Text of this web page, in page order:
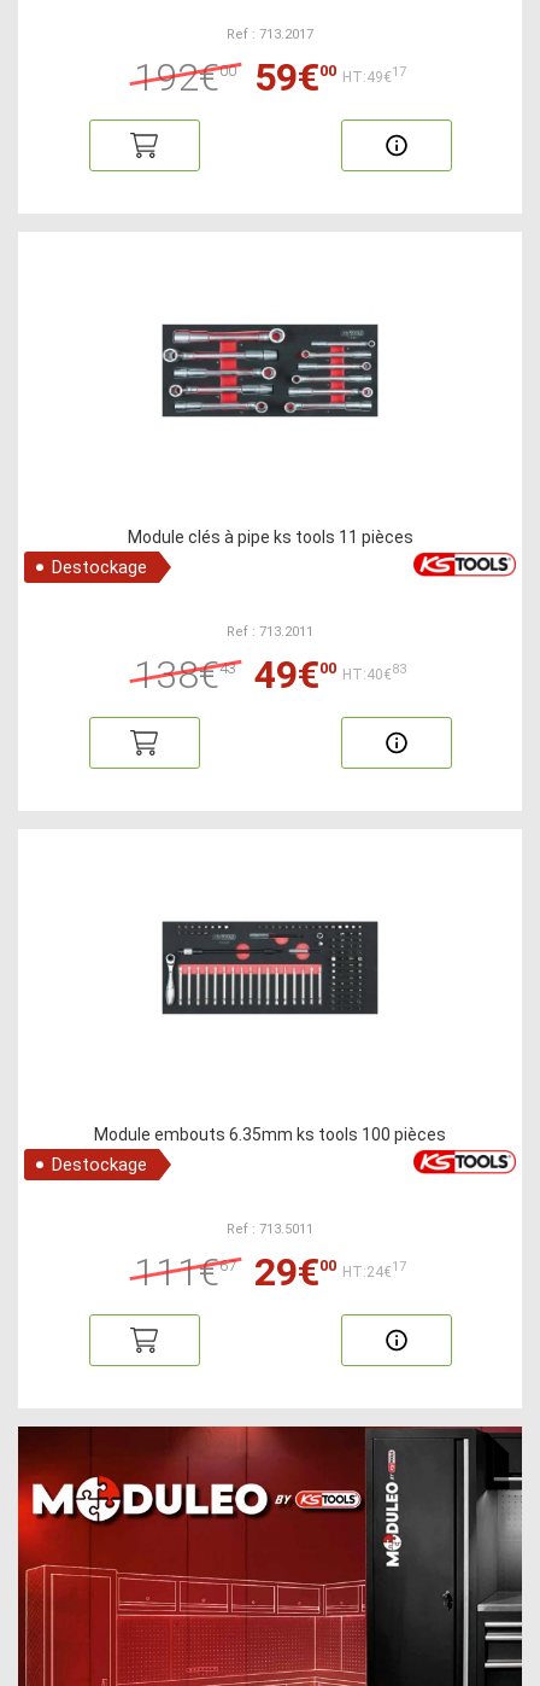
Ref : 713.2017
192€00 59€00 HT:49€17
Module clés à pipe ks tools 11 pièces
Destockage
Ref : 713.2011
138€43 49€00 HT:40€83
Module embouts 6.35mm ks tools 100 pièces
Destockage
Ref : 713.5011
111€67 29€00 HT:24€17